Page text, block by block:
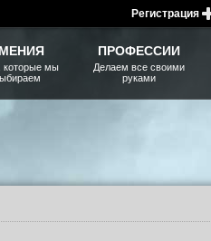
которые мы
ПРОФЕССИИ
Делаем все своими
руками
Регистрация